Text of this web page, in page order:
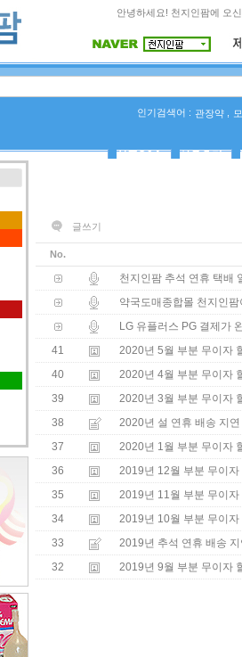
안녕하세요! 천지인팜에 오
인기검색어 : 관장약
상품Q&A 사용후기
글쓰기
No.
천지인팜 추석 연휴 택배
약국도매종합몰 천지인
LG 유플러스 PG 결제가
41
2020년 5월 부분 무이자
40
2020년 4월 부분 무이자
39
2020년 3월 부분 무이자
38
2020년 설 연휴 배송 지
37
2020년 1월 부분 무이자
36
2019년 12월 부분 무이자
35
2019년 11월 부분 무이자
34
2019년 10월 부분 무이자
33
2019년 추석 연휴 배송
32
2019년 9월 부분 무이자